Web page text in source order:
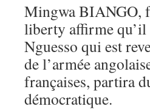
Mingwa BIANGO,
liberty affirme qu’il
Nguesso qui est
de l’armée
françaises, partira
démocratique.